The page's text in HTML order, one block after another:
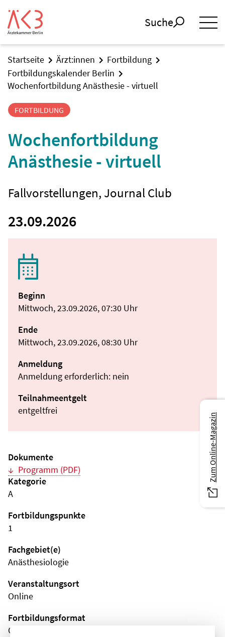
Suche
Startseite Ärzt:innen
Fortbildung
Fortbildungskalender Berlin
Wochenfortbildung Anästhesie - virtuell
FORTBILDUNG
Wochenfortbildung
Anästhesie - virtuell
Fallvorstellungen, Journal Club
23.09.2026
Beginn
Mittwoch, 23.09.2026, 07:30 Uhr
Ende
Mittwoch, 23.09.2026, 08:30 Uhr
Anmeldung
Anmeldung erforderlich: nein
Teilnahmeentgelt
entgeltfrei
Dokumente
Programm (PDF)
Kategorie
A
Fortbildungspunkte
1
Fachgebiet(e)
Anästhesiologie
Veranstaltungsort
Online
Fortbildungsformat
Online
Zum Online-Magazin